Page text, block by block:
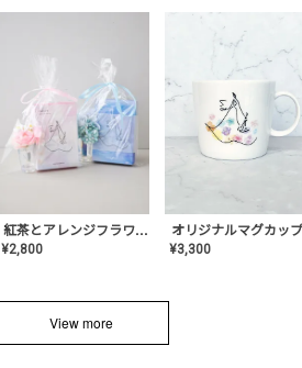
紅茶とアレンジフラワーのセット
¥2,800 ¥3,300
View more